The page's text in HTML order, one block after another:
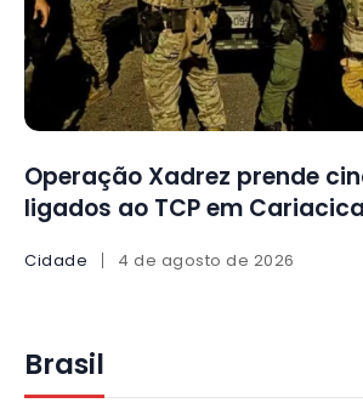
Operação Xadrez prende
ligados ao TCP em Cariacica
Cidade 4 de agosto de 2026
Brasil